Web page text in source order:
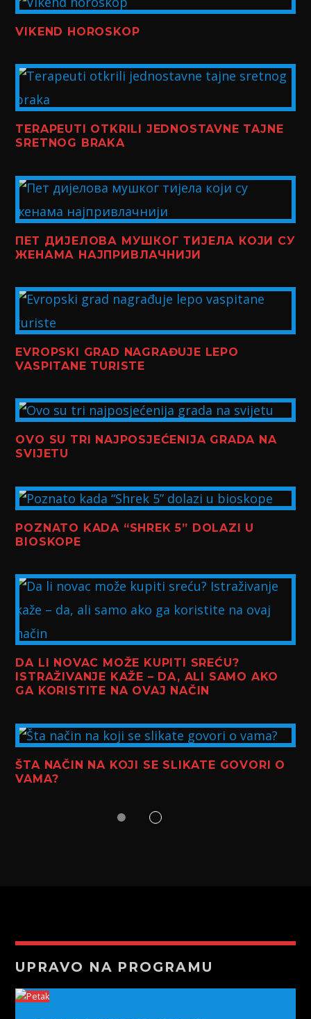
VIKEND HOROSKOP
TERAPEUTI OTKRILI JEDNOSTAVNE TAJNE
SRETNOG BRAKA
ПЕТ ДИЈЕЛОВА МУШКОГ ТИЈЕЛА КОЈИ СУ
ЖЕНАМА НАЈПРИВЛАЧНИЈИ
EVROPSKI GRAD NAGRAĐUJE LEPO
VASPITANE TURISTE
OVO SU TRI NAJPOSJEĆENIJA GRADA NA
SVIJETU
POZNATO KADA “SHREK 5” DOLAZI U
BIOSKOPE
DA LI NOVAC MOŽE KUPITI SREĆU?
ISTRAŽIVANJE KAŽE – DA, ALI SAMO AKO
GA KORISTITE NA OVAJ NAČIN
ŠTA NAČIN NA KOJI SE SLIKATE GOVORI O
VAMA?
UPRAVO NA PROGRAMU